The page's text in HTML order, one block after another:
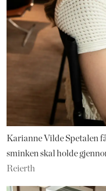
Karianne Vilde Spetalen
sminken skal holde
Reierth